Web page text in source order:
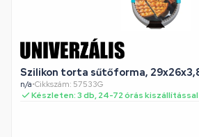
Szilikon torta sűtőforma,
n/a•Cikkszám: 57533G
Készleten: 3 db, 24-72 órás kiszállítással